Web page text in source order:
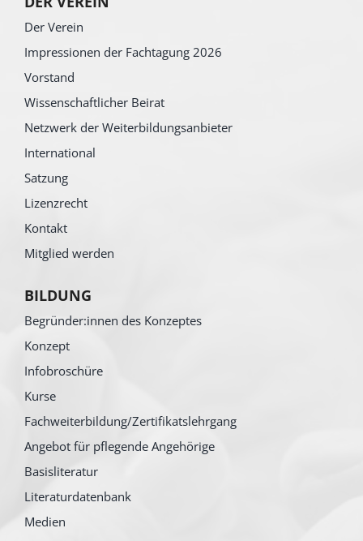
Der Verein
Impressionen der Fachtagung 2026
Vorstand
Wissenschaftlicher Beirat
Netzwerk der Weiterbildungsanbieter
International
Satzung
Lizenzrecht
Kontakt
Mitglied werden
BILDUNG
Begründer:innen des Konzeptes
Konzept
Infobroschüre
Kurse
Fachweiterbildung/Zertifikatslehrgang
Angebot für pflegende Angehörige
Basisliteratur
Literaturdatenbank
Medien